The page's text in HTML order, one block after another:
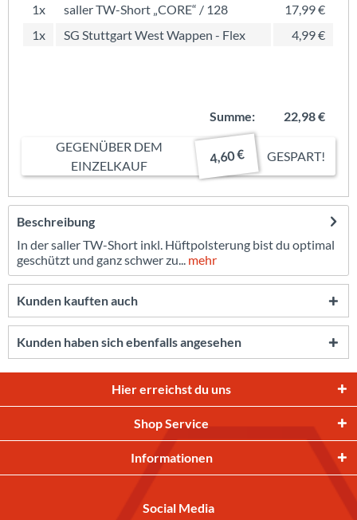
1x saller TW-Short „CORE“ / 128
17,99 €
1x
SG Stuttgart West Wappen - Flex 4,99 €
Summe:
22,98 €
GEGENÜBER DEM
EINZELKAUF
4,60 € GESPART!
Beschreibung
In der saller TW-Short inkl. Hüftpolsterung bist du optimal
geschützt und ganz schwer zu... mehr
Kunden kauften auch
Kunden haben sich ebenfalls angesehen
Hier erreichst du uns
Shop Service
Informationen
Social Media